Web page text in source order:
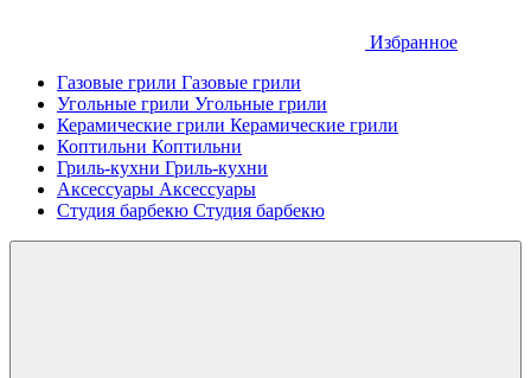
Избранное
Газовые грили Газовые грили
Угольные грили Угольные грили
Керамические грили Керамические грили
Коптильни Коптильни
Гриль-кухни Гриль-кухни
Аксессуары Аксессуары
Студия барбекю Студия барбекю